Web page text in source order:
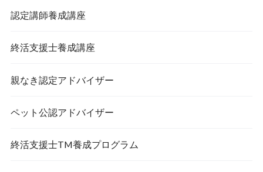
認定講師養成講座
終活支援士養成講座
親なき認定アドバイザー
ペット公認アドバイザー
終活支援士TM養成プログラム